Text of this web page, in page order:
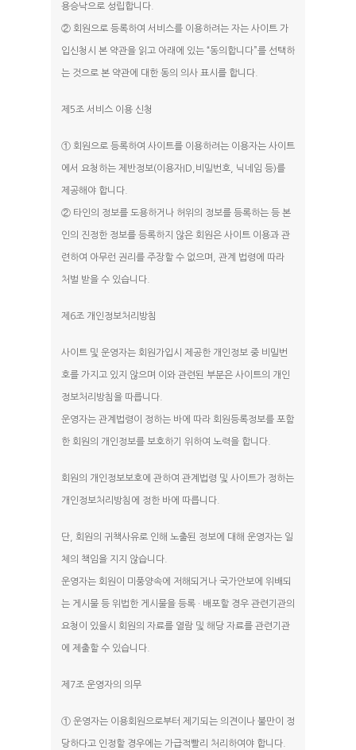
용승낙으로 성립합니다.
② 회원으로 등록하여 서비스를 이용하려는 자는 사이트 가
입신청시 본 약관을 읽고 아래에 있는 “동의합니다”를 선택하
는 것으로 본 약관에 대한 동의 의사 표시를 합니다.
제5조 서비스 이용 신청
① 회원으로 등록하여 사이트를 이용하려는 이용자는 사이트
에서 요청하는 제반정보(이용자ID,비밀번호, 닉네임 등)를
제공해야 합니다.
② 타인의 정보를 도용하거나 허위의 정보를 등록하는 등 본
인의 진정한 정보를 등록하지 않은 회원은 사이트 이용과 관
련하여 아무런 권리를 주장할 수 없으며, 관계 법령에 따라
처벌 받을 수 있습니다.
제6조 개인정보처리방침
사이트 및 운영자는 회원가입시 제공한 개인정보 중 비밀번
호를 가지고 있지 않으며 이와 관련된 부분은 사이트의 개인
정보처리방침을 따릅니다.
운영자는 관계법령이 정하는 바에 따라 회원등록정보를 포함
한 회원의 개인정보를 보호하기 위하여 노력을 합니다.
회원의 개인정보보호에 관하여 관계법령 및 사이트가 정하는
개인정보처리방침에 정한 바에 따릅니다.
단, 회원의 귀책사유로 인해 노출된 정보에 대해 운영자는 일
체의 책임을 지지 않습니다.
운영자는 회원이 미풍양속에 저해되거나 국가안보에 위배되
는 게시물 등 위법한 게시물을 등록 · 배포할 경우 관련기관의
요청이 있을시 회원의 자료를 열람 및 해당 자료를 관련기관
에 제출할 수 있습니다.
제7조 운영자의 의무
① 운영자는 이용회원으로부터 제기되는 의견이나 불만이 정
당하다고 인정할 경우에는 가급적빨리 처리하여야 합니다.